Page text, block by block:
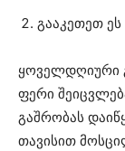
გააკეთეთ
ყოველდღიური
ფერი
გაშრობას
თავისით